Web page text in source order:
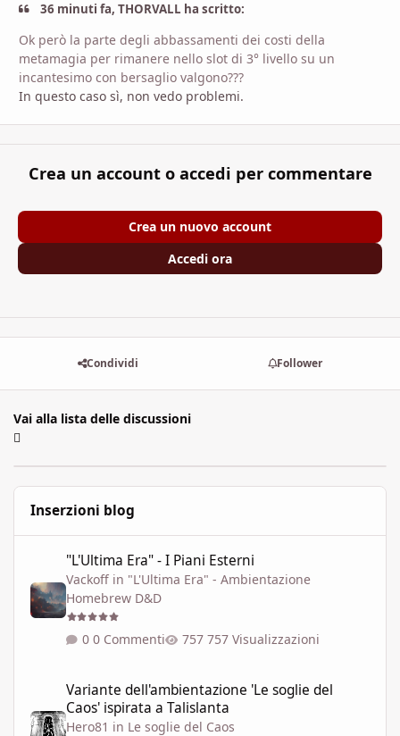
36 minuti fa, THORVALL ha scritto:
Ok però la parte degli abbassamenti dei costi della
metamagia per rimanere nello slot di 3° livello su un
incantesimo con bersaglio valgono???
In questo caso sì, non vedo problemi.
Crea un account o accedi per commentare
Crea un nuovo account
Accedi ora
Condividi Follower
Vai alla lista delle discussioni
Inserzioni blog
"L'Ultima Era" - I Piani Esterni
Vackoff in "L'Ultima Era" - Ambientazione
Homebrew D&D
0 Commenti 757 Visualizzazioni
Variante dell'ambientazione 'Le soglie del
Caos' ispirata a Talislanta
Hero81 in Le soglie del Caos